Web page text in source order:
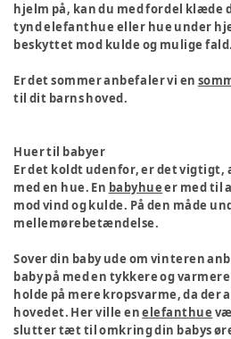
hjelm på, kan du med fordel klæde
tynd elefanthue eller hue under
beskyttet mod kulde og mulige fald.
Er det sommer anbefaler vi en
til dit barns hoved.
Huer til babyer
Er det koldt udenfor, er det vigtigt,
med en hue. En babyhueer med til
mod vind og kulde. På den måde
mellemørebetændelse.
Sover din baby ude om vinteren
baby på med en tykkere og
holde på mere kropsvarme, da der
hovedet. Her ville enelefanthue
slutter tæt til omkring din babys